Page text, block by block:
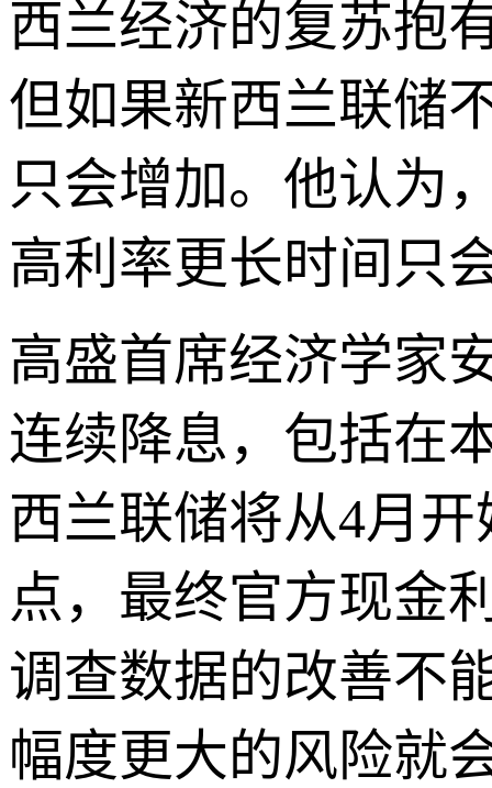
西兰经济的复苏抱
但如果新西兰联储
只会增加。他认为
高利率更长时间只
高盛首席经济学家
连续降息，包括在
西兰联储将从4月
点，最终官方现金
调查数据的改善不
幅度更大的风险就